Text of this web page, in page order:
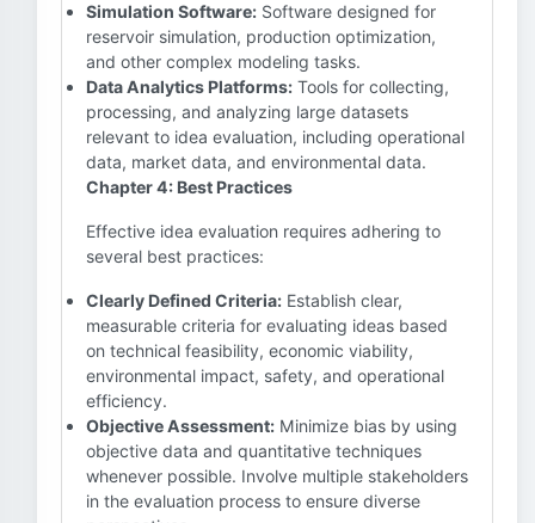
Simulation Software: Software designed for
reservoir simulation, production optimization,
and other complex modeling tasks.
Data Analytics Platforms: Tools for collecting,
processing, and analyzing large datasets
relevant to idea evaluation, including operational
data, market data, and environmental data.
Chapter 4: Best Practices
Effective idea evaluation requires adhering to
several best practices:
Clearly Defined Criteria: Establish clear,
measurable criteria for evaluating ideas based
on technical feasibility, economic viability,
environmental impact, safety, and operational
efficiency.
Objective Assessment: Minimize bias by using
objective data and quantitative techniques
whenever possible. Involve multiple stakeholders
in the evaluation process to ensure diverse